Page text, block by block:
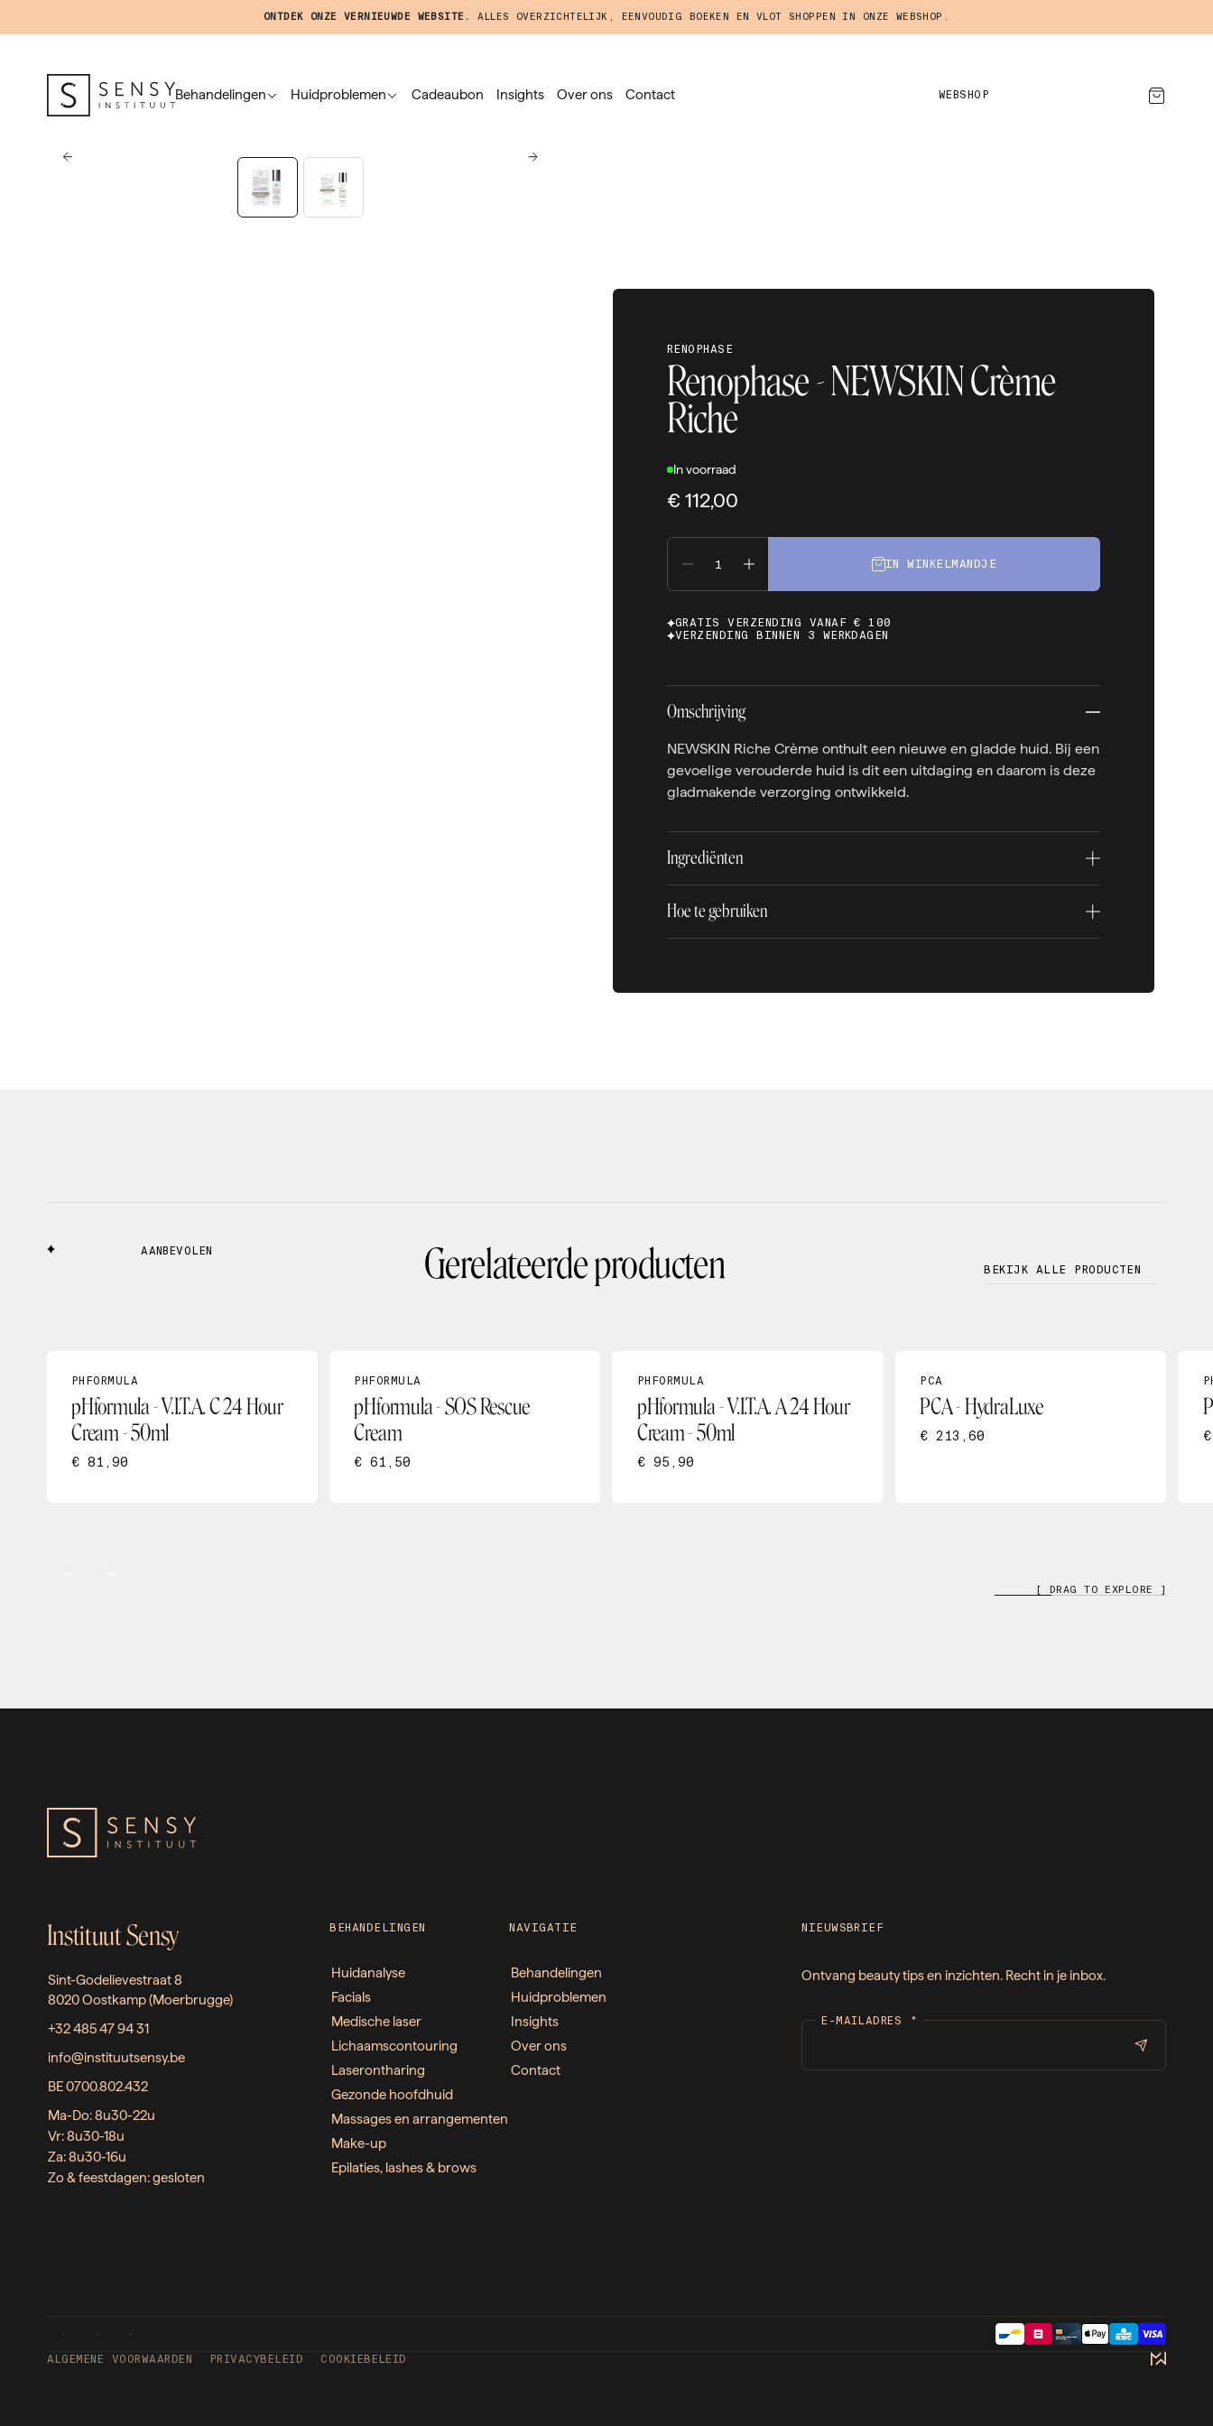
ONTDEK ONZE VERNIEUWDE WEBSITE. ALLES OVERZICHTELIJK, EENVOUDIG BOEKEN EN VLOT SHOPPEN IN ONZE WEBSHOP.
Behandelingen Huidproblemen Cadeaubon Insights Over ons Contact WEBSHOP
RENOPHASE
Renophase - NEWSKIN Crème
Riche
In voorraad
€ 112,00
IN WINKELMANDJE
GRATIS VERZENDING VANAF € 100
VERZENDING BINNEN 3 WERKDAGEN
Omschrijving
NEWSKIN Riche Crème onthult een nieuwe en gladde huid. Bij een
gevoelige verouderde huid is dit een uitdaging en daarom is deze
gladmakende verzorging ontwikkeld.
Ingrediënten
Hoe te gebruiken
AANBEVOLEN Gerelateerde producten BEKIJK ALLE PRODUCTEN
PHFORMULA
pHformula - V.I.T.A. C 24 Hour
Cream - 50ml
€ 81,90
PHFORMULA
pHformula - SOS Rescue
Cream
€ 61,50
PHFORMULA
pHformula - V.I.T.A. A 24 Hour
Cream - 50ml
€ 95,90
PCA
PCA - HydraLuxe
€ 213,60
[ DRAG TO EXPLORE ]
Instituut Sensy
Sint-Godelievestraat 8
8020 Oostkamp (Moerbrugge)
+32 485 47 94 31
info@instituutsensy.be
BE 0700.802.432
Ma-Do: 8u30-22u
Vr: 8u30-18u
Za: 8u30-16u
Zo & feestdagen: gesloten
BEHANDELINGEN
Huidanalyse
Facials
Medische laser
Lichaamscontouring
Laserontharing
Gezonde hoofdhuid
Massages en arrangementen
Make-up
Epilaties, lashes & brows
NAVIGATIE
Behandelingen
Huidproblemen
Insights
Over ons
Contact
NIEUWSBRIEF
Ontvang beauty tips en inzichten. Recht in je inbox.
E-MAILADRES *
ALGEMENE VOORWAARDEN PRIVACYBELEID COOKIEBELEID